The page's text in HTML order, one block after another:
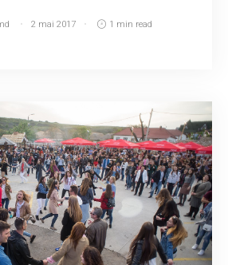
2 mai 2017 1 min read